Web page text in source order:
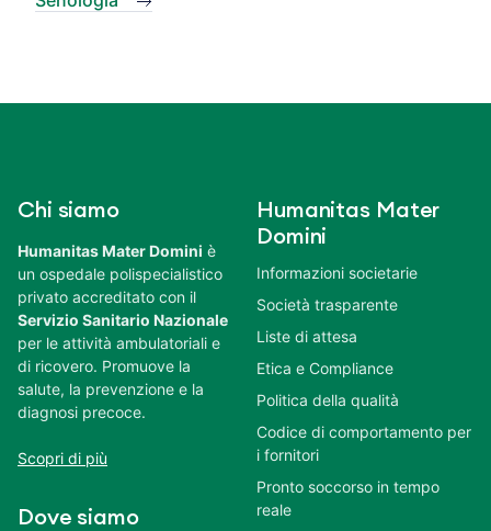
Chi siamo
Humanitas Mater Domini è
un ospedale polispecialistico
privato accreditato con il
Servizio Sanitario Nazionale
per le attività ambulatoriali e
di ricovero. Promuove la
salute, la prevenzione e la
diagnosi precoce.
Scopri di più
Dove siamo
Humanitas Mater
Domini
Informazioni societarie
Società trasparente
Liste di attesa
Etica e Compliance
Politica della qualità
Codice di comportamento per
i fornitori
Pronto soccorso in tempo
reale